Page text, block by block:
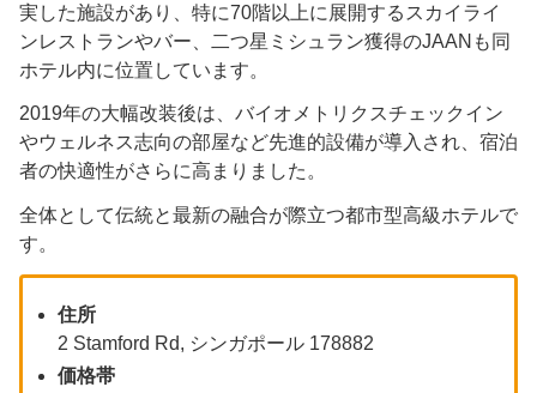
実した施設があり、特に70階以上に展開するスカイライ
ンレストランやバー、二つ星ミシュラン獲得のJAANも同
ホテル内に位置しています。
2019年の大幅改装後は、バイオメトリクスチェックイン
やウェルネス志向の部屋など先進的設備が導入され、宿泊
者の快適性がさらに高まりました。
全体として伝統と最新の融合が際立つ都市型高級ホテルで
す。
住所
2 Stamford Rd, シンガポール 178882
価格帯